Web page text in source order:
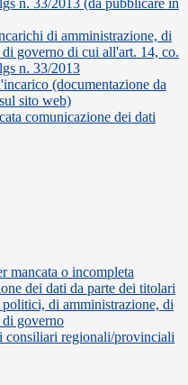
n. 33/2013 (da pubblicare in
di amministrazione, di
governo di cui all'art. 14, co.
n. 33/2013
(documentazione da
sito web)
comunicazione dei dati
mancata o incompleta
dei dati da parte dei titolari
di amministrazione, di
governo
consiliari regionali/provinciali